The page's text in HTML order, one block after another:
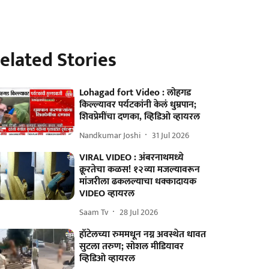
Stories
Lohagad fort Video : लोहगड
किल्ल्यावर पर्यटकांनी केलं धुम्रपान;
शिवप्रेमींचा दणका, व्हिडिओ व्हायरल
Nandkumar Joshi 31 Jul 2026
VIRAL VIDEO : अंबरनाथमध्ये
क्रूरतेचा कळस! १२व्या मजल्यावरून
मांजरीला ढकलल्याचा धक्कादायक
VIDEO व्हायरल
Saam Tv 28 Jul 2026
हॉटेलच्या रुममधून नग्न अवस्थेत धावत
सुटला तरुण; सोशल मीडियावर
व्हिडिओ व्हायरल